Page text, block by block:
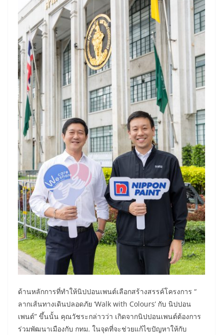
ด้านหลักการที่ทำให้นิปปอนเพนต์เลือกสร้างสรรค์โครงการ “
ลากเส้นทางเดินปลอดภัย ‘Walk with Colours’ กับ นิปปอน
เพนต์” ขึ้นนั้น คุณวัชระกล่าวว่า เกิดจากนิปปอนเพนต์ต้องการ
ร่วมพัฒนาเมืองกับ กทม. ในจุดที่จะช่วยแก้ไขปัญหาให้กับ